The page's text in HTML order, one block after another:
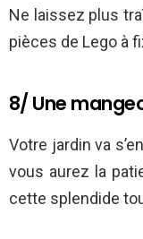
Ne laissez plus
pièces de Lego à
8/ Une
Votre jardin va
vous aurez la
cette splendide